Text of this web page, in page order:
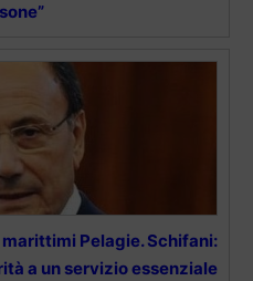
Pelagie. Schifani:
a un servizio essenziale